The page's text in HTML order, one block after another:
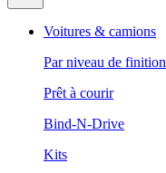
Voitures & camions
Par niveau de finition
Prêt à courir
Bind-N-Drive
Kits